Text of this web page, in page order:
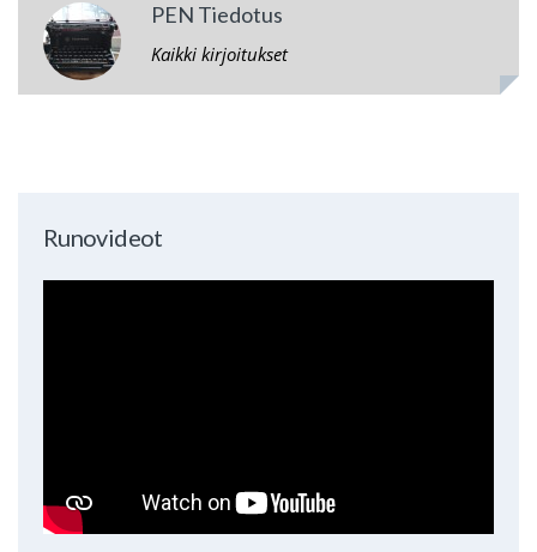
PEN Tiedotus
Kaikki kirjoitukset
Runovideot